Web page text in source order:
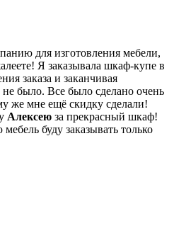
для изготовления мебели,
Я заказывала шкаф-купе в
заказа и заканчивая
было. Все было сделано очень
же мне ещё скидку сделали!
Алексею за прекрасный шкаф!
буду заказывать только